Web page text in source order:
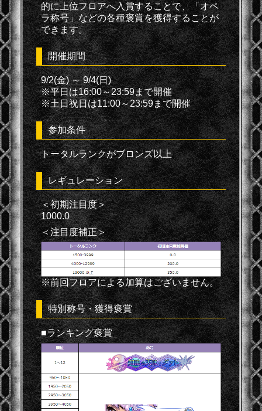
的に上位フロアへ入賞することで、「オペ
ラ称号」などの各種褒賞を獲得することが
できます。
開催期間
9/2(金) ～ 9/4(日)
※平日は16:00～23:59まで開催
※土日祝日は11:00～23:59まで開催
参加条件
トータルランクがブロンズ以上
レギュレーション
＜初期注目度＞
1000.0
＜注目度補正＞
※前回フロアによる加算はございません。
特別称号・獲得褒賞
■ランキング褒賞